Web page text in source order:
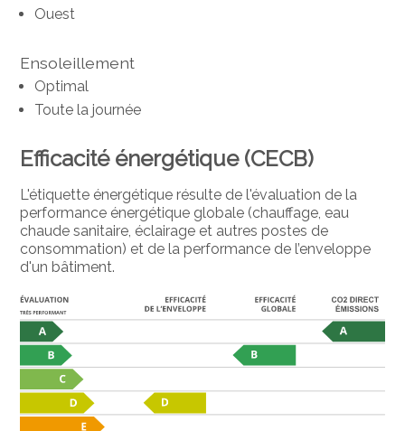
Ouest
Ensoleillement
Optimal
Toute la journée
Efficacité énergétique (CECB)
L'étiquette énergétique résulte de l'évaluation de la
performance énergétique globale (chauffage, eau
chaude sanitaire, éclairage et autres postes de
consommation) et de la performance de l’enveloppe
d'un bâtiment.